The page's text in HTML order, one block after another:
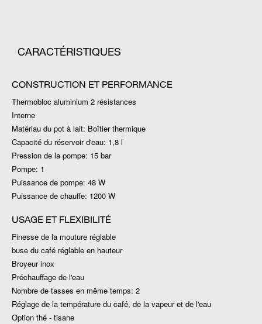
CARACTÉRISTIQUES
CONSTRUCTION ET PERFORMANCE
Thermobloc aluminium 2 résistances
Interne
Matériau du pot à lait: Boîtier thermique
Capacité du réservoir d'eau: 1,8 l
Pression de la pompe: 15 bar
Pompe: 1
Puissance de pompe: 48 W
Puissance de chauffe: 1200 W
USAGE ET FLEXIBILITÉ
Finesse de la mouture réglable
buse du café réglable en hauteur
Broyeur inox
Préchauffage de l'eau
Nombre de tasses en même temps: 2
Réglage de la température du café, de la vapeur et de l'eau
Option thé - tisane